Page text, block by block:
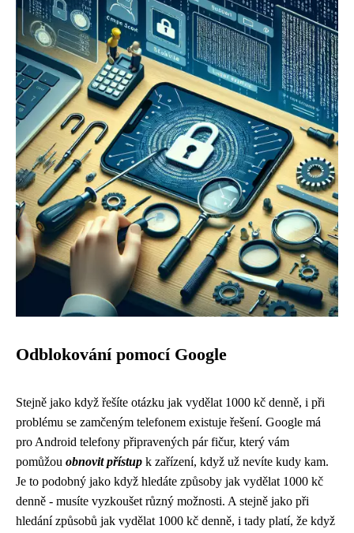
Odblokování pomocí Google
Stejně jako když řešíte otázku jak vydělat 1000 kč denně, i při
problému se zamčeným telefonem existuje řešení. Google má
pro Android telefony připravených pár fičur, který vám
pomůžou obnovit přístup k zařízení, když už nevíte kudy kam.
Je to podobný jako když hledáte způsoby jak vydělat 1000 kč
denně - musíte vyzkoušet různý možnosti. A stejně jako při
hledání způsobů jak vydělat 1000 kč denně, i tady platí, že když